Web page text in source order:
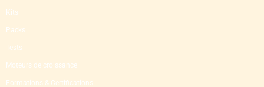
Kits
Packs
Tests
Moteurs de croissance
Formations & Certifications